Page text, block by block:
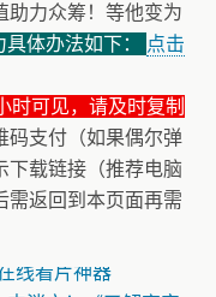
助力众筹！等他变为
体办法如下：
点击
时可见，请及时复制
码支付（如果偶尔弹
下载链接（推荐电脑
需返回到本页面再需
子书籍《动力电池管
线看片神器